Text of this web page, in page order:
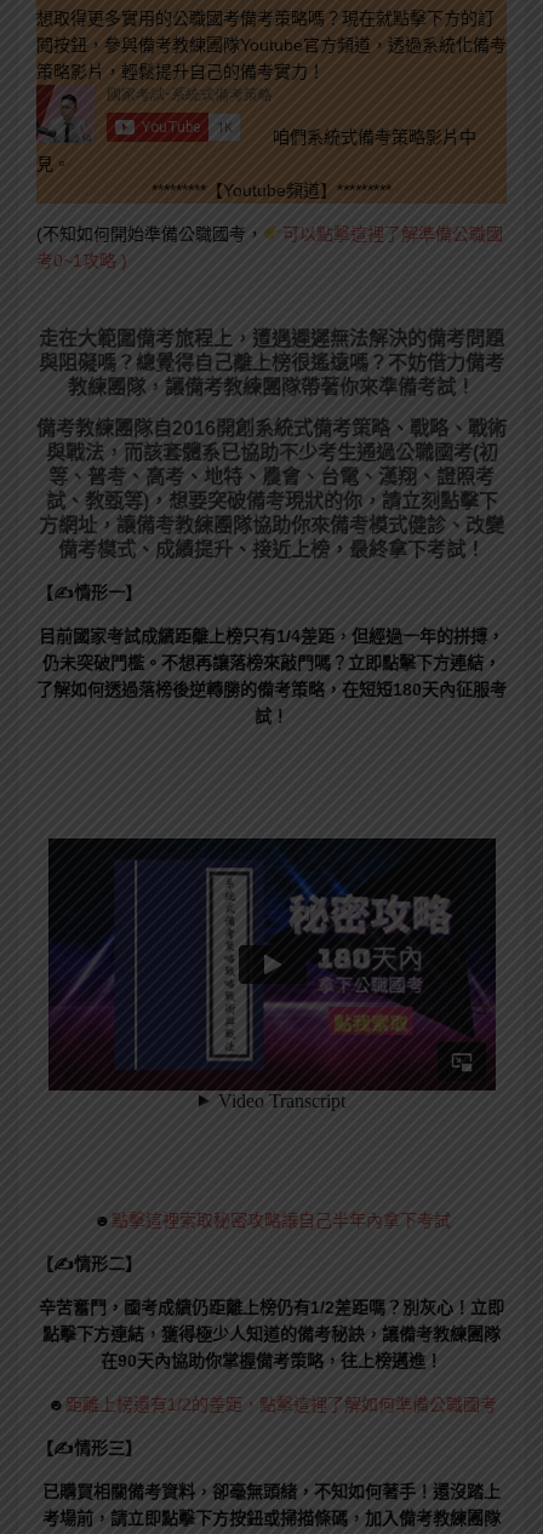
想取得更多實用的公職國考備考策略嗎？現在就點擊下方的訂
閱按鈕，參與備考教練團隊Youtube官方頻道，透過系統化備考
策略影片，輕鬆提升自己的備考實力！
咱們系統式備考策略影片中
見。
*********【Youtube頻道】*********
(不知如何開始準備公職國考，
可以點擊這裡了解準備公職國
考0~1攻略 )
走在大範圍備考旅程上， 遭遇遲遲無法解決的備考問題
與阻礙嗎？總覺得自己離上榜很遙遠嗎？不妨借力備考
教練團隊，讓備考教練團隊帶著你來準備考試！
備考教練團隊自2016開創系統式備考策略、戰略、戰術
與戰法，而該套體系已協助不少考生通過公職國考(初
等、普考、高考、地特、農會、台電、漢翔、證照考
試、教甄等)，想要突破備考現狀的你，請立刻點擊下
方網址，讓備考教練團隊協助你來備考模式健診、改變
備考模式、成績提升、接近上榜，最終拿下考試！
【✍情形一】
目前國家考試成績距離上榜只有1/4差距，但經過一年的拼搏，
仍未突破門檻。不想再讓落榜來敲門嗎？立即點擊下方連結，
了解如何透過落榜後逆轉勝的備考策略，在短短180天內征服考
試！
☻ 點擊這裡索取秘密攻略讓自己半年內拿下考試
【✍情形二】
辛苦奮鬥，國考成績仍距離上榜仍有1/2差距嗎？別灰心！立即
點擊下方連結，獲得極少人知道的備考秘訣，讓備考教練團隊
在90天內協助你掌握備考策略，往上榜邁進！
☻ 距離上榜還有1/2的差距，點擊這裡了解如何準備公職國考
【✍情形三】
已購買相關備考資料，卻毫無頭緒，不知如何著手！還沒踏上
考場前，請立即點擊下方按鈕或掃描條碼，加入備考教練團隊